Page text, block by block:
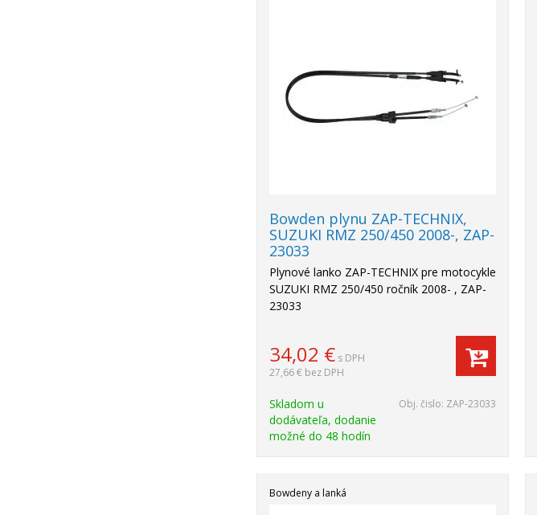
Bowden plynu ZAP-TECHNIX,
SUZUKI RMZ 250/450 2008-, ZAP-
23033
Plynové lanko ZAP-TECHNIX pre motocykle
SUZUKI RMZ 250/450 ročník 2008- , ZAP-
23033
34,02 € s DPH
27,66 € bez DPH
Skladom u
dodávateľa, dodanie
možné do 48 hodín
Obj. čislo: ZAP-23033
Bowdeny a lanká